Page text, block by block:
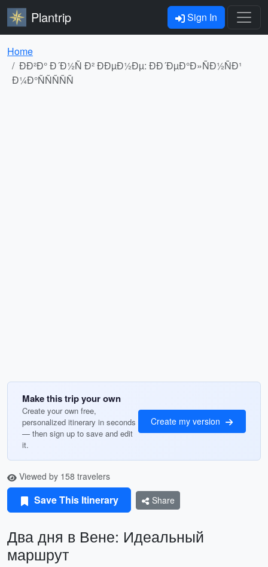
Plantrip Sign In
Home
ÐÐ²Ð° Ð´Ð½Ñ Ð² ÐÐµÐ½Ðµ: ÐÐ´ÐµÐ°Ð»ÑÐ½ÑÐ¹
Ð¼Ð°ÑÑÑÑÑ
Make this trip your own
Create your own free,
personalized itinerary in seconds
— then sign up to save and edit
it.
Create my version
Viewed by 158 travelers
Save This Itinerary Share
Два дня в Вене: Идеальный
маршрут